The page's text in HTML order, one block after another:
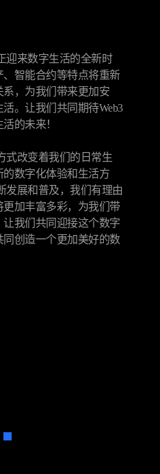
迎来数字生活的全新时
智能合约等特点将重新
，为我们带来更加安
。让我们共同期待Web3
的未来！
式改变着我们的日常生
数字化体验和生活方
发展和普及，我们有理由
加丰富多彩，为我们带
我们共同迎接这个数字
创造一个更加美好的数